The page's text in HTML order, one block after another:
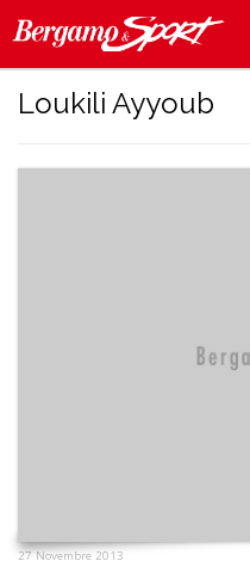
Loukili Ayyoub
27 Novembre 2013